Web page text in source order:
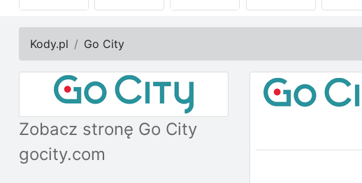
Kody.pl Go City
Zobacz stronę Go City
gocity.com